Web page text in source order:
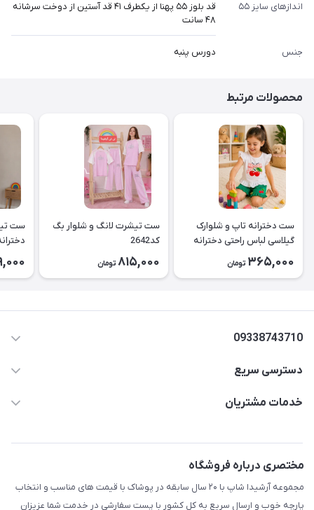
اندازهای سایز ۵۵
قد بلوز ۵۵ پهنا از یکطرف ۴۱ قد آستین از دوخت سرشانه
۴۸ سانت
جنس دورس پنبه
محصولات مرتبط
ست دخترانه تاپ و شلوارک
گیلاسی لباس راحتی دخترانه
365,000 تومان
ست تیشرت لانگ و شلوار بگ
کد2642
815,000 تومان
ست
09338743710
دسترسی سریع
حساب کاربری
لیست محصولات
درباره ما
تماس با ما
خدمات مشتریان
مختصری درباره فروشگاه
مجموعه آرشیدا شاپ با ۲۰ سال سابقه در پوشاک با قیمت های مناسب و انتخاب
پارچه خوب و ارسال سریع به کل کشور با پست سفارشی در خدمت شما عزیزان